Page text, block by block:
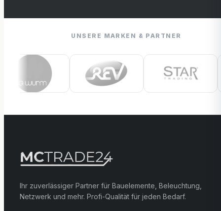
UNSERE MARKEN & PARTNER
Ihr zuverlässiger Partner für Bauelemente, Beleuchtung,
Netzwerk und mehr. Profi-Qualität für jeden Bedarf.